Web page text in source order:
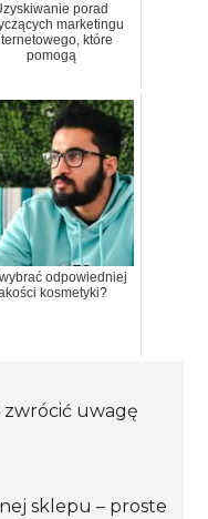
porad
marketingu
które
pomogą
odpowiedniej
kosmetyki?
zwrócić uwagę
sklepu – proste